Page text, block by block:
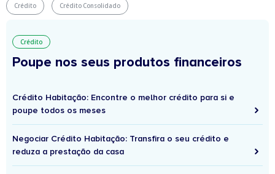
Crédito Crédito Consolidado
Crédito
Poupe nos seus produtos financeiros
Crédito Habitação: Encontre o melhor crédito para si e
poupe todos os meses
Negociar Crédito Habitação: Transfira o seu crédito e
reduza a prestação da casa